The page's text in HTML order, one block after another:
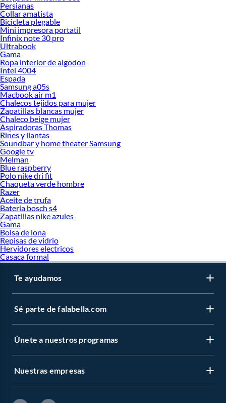
Persianas
Collar amatista
Bicicleta plegable
Mini impresora portatil
Infinix note 30 pro
Ultrabook
Gama
Ropa interior de algodon
Intel 4004
Espada
Samsung a05s
Macbook air m1
Chalecos tejidos para mujer
Zapatillas blancas mujer
Chaleco beige mujer
Aspiradoras Thomas
Rines y llantas
Soundbar y home theater Samsung
Google tv
Melman
Blue raspberry
Polo nike dri fit
Chaqueta verde hombre
Razer
Aceite de trufa
Bateria bosch s4
Zapatillas nike azules
Gama
Bolsa de lona
Repisas de vidrio
Hervidores electricos
Casaca formal
Te ayudamos
Sé parte de falabella.com
Únete a nuestros programas
Nuestras empresas